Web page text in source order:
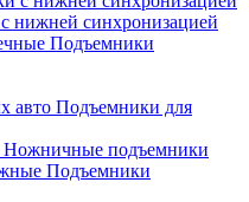
нижней синхронизацией
Подъемники
Подъемники для
Ножничные подъемники
Подъемники